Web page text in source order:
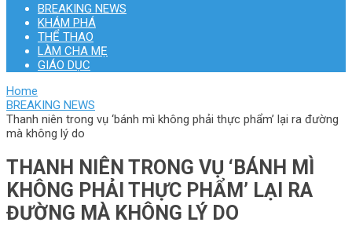
BREAKING NEWS
KHÁM PHÁ
THỂ THAO
LÀM CHA MẸ
GIÁO DỤC
Home
BREAKING NEWS
Thanh niên trong vụ ‘bánh mì không phải thực phẩm’ lại ra đường
mà không lý do
THANH NIÊN TRONG VỤ ‘BÁNH MÌ
KHÔNG PHẢI THỰC PHẨM’ LẠI RA
ĐƯỜNG MÀ KHÔNG LÝ DO